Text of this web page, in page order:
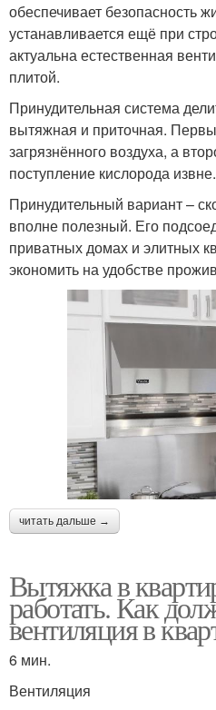
обеспечивает безопасность
устанавливается ещё при
актуальна естественная
плитой.
Принудительная система
вытяжная и приточная.
загрязнённого воздуха, а
поступление кислорода извне.
Принудительный вариант –
вполне полезный. Его
приватных домах и элитных
экономить на удобстве
читать дальше →
Вытяжка в
работать. Как
вентиляция в
6 мин.
Вентиляция